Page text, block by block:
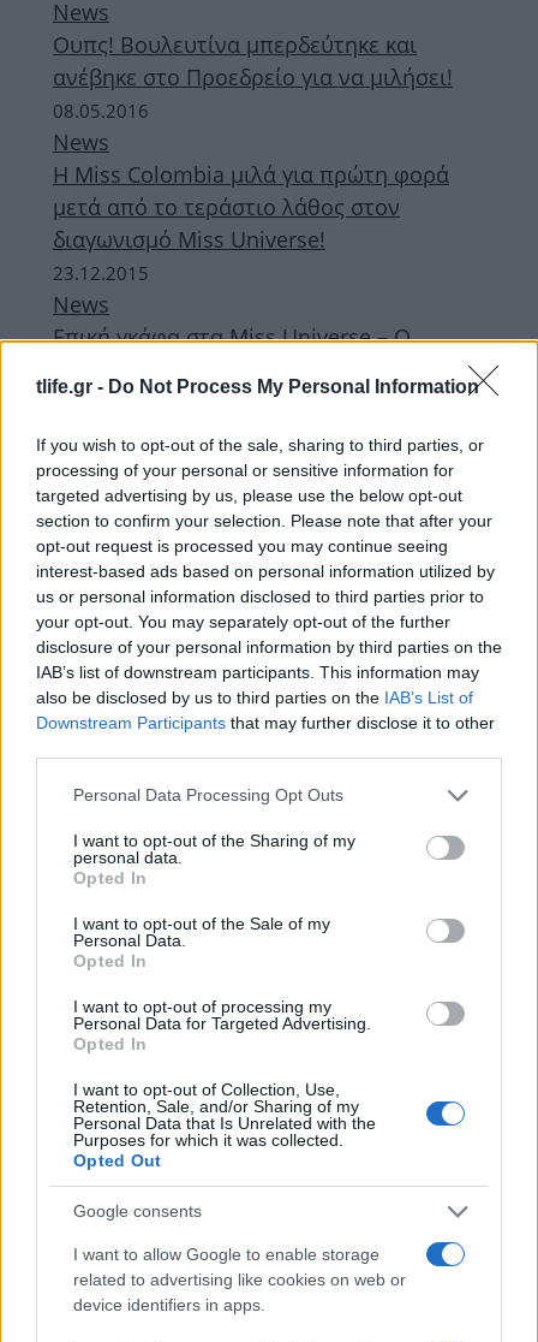
tlife.gr - Do Not Process My Personal Information
If you wish to opt-out of the sale, sharing to third parties, or
processing of your personal or sensitive information for
targeted advertising by us, please use the below opt-out
section to confirm your selection. Please note that after your
opt-out request is processed you may continue seeing
interest-based ads based on personal information utilized by
us or personal information disclosed to third parties prior to
your opt-out. You may separately opt-out of the further
disclosure of your personal information by third parties on the
IAB’s list of downstream participants. This information may
also be disclosed by us to third parties on the IAB’s List of
Downstream Participants that may further disclose it to other
Please note that this website/app uses one or more Google
not limited to your visit or usage behaviour. You may click to
grant or deny consent to Google and its third-party tags to
use your data for below specified purposes in below Google
consent section.
Personal Data Processing Opt Outs
I want to opt-out of the Sharing of my
personal data.
Opted In
I want to opt-out of the Sale of my
Personal Data.
Opted In
I want to opt-out of processing my
Personal Data for Targeted Advertising.
Opted In
I want to opt-out of Collection, Use,
Retention, Sale, and/or Sharing of my
Personal Data that Is Unrelated with the
Purposes for which it was collected.
Opted Out
Google consents
I want to allow Google to enable storage
related to advertising like cookies on web or
device identifiers in apps.
News
Ουπς! Βουλευτίνα μπερδεύτηκε και
ανέβηκε στο Προεδρείο για να μιλήσει!
08.05.2016
News
H Miss Colombia μιλά για πρώτη φορά
μετά από το τεράστιο λάθος στον
διαγωνισμό Miss Universe!
23.12.2015
News
Επική γκάφα στα Miss Universe – Ο
νικήτρια! Video
ΔΙΑΦΗΜΙΣΗ
News
Ξηρό δέρμα: Το μεγάλο λάθος που κάνεις
στο ντους κάθε χειμώνα
News
Τα 5 λάθη που κάνεις στο πλύσιμο του
προσώπου και δεν το φαντάζεσαι!
11.05.2015
Ναταλία Γερμανού: Παραδέχθηκε το
λάθος της, στη σχέση της με τον Μάνο
Ιωάννου
30.04.2015
Ζωή Κωνσταντοπούλου: Το λάθος στην
κηδεία του Ντέμη Ρούσσου που